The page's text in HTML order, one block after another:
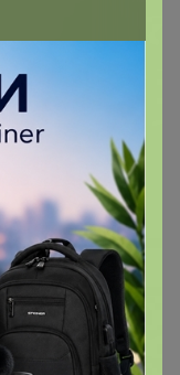
всё
Всё